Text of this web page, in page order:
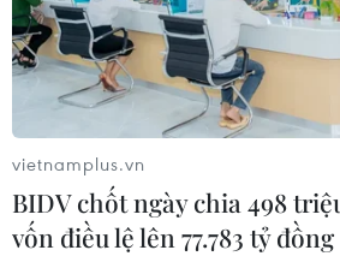
vietnamplus.vn
BIDV chốt ngày chia 498
vốn điều lệ lên 77.783 tỷ đồng